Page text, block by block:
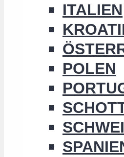
ITALIEN
POLEN